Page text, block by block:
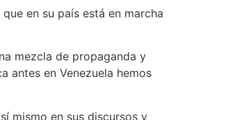
en su país está en marcha
mezcla de propaganda y
antes en Venezuela hemos
mismo en sus discursos y